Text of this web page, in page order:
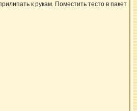
к рукам. Поместить тесто в пакет